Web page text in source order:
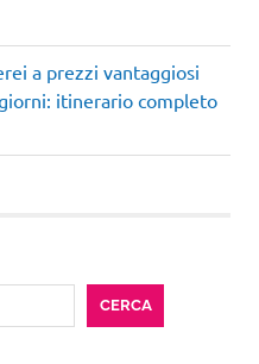
a prezzi vantaggiosi
itinerario completo
CERCA